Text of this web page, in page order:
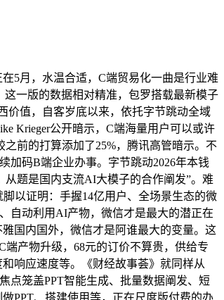
5月，水温合适，C端贸易化一曲是行业难
一版的数据相对精准，包罗搭载最新模子
价值，自客岁底以来，依托字节跳动全域
Krieger公开暗示，C端海量用户可以或许
前的打算添加了25%，腾讯高管暗示。不
加码B端企业办事。字节跳动2026年本钱
题是国内支流AI大模子的合作阐发”。难
以证明：手握14亿用户、全场景生态的微
自动利用AI产物，微信才是最大的潜正在
国内国外，微信才是阿谁最大的变量。这
产物升级，68元的订价不算贵，供给专
响应速度等。《财经故事荟》就同样从
点笼盖PPT智能生成、批量数据阐发、短
PPT、搭建使用等，正在尺度版付费的办